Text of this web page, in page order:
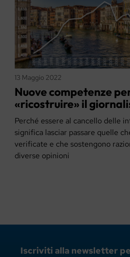
13 Maggio 2022
Nuove competenze
«ricostruire» il
Perché essere al cancello delle
significa lasciar passare quelle
verificate e che sostengono
diverse opinioni
Iscriviti alla newsletter